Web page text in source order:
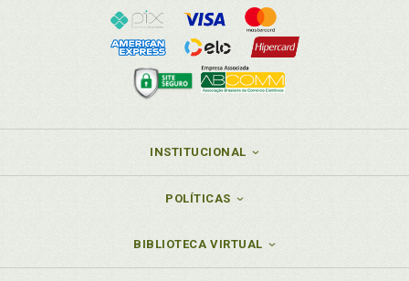
INSTITUCIONAL
POLÍTICAS
BIBLIOTECA VIRTUAL